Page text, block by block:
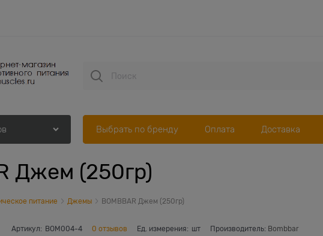
Выбрать по бренду Оплата Доставка
Джем (250гр)
питание Джемы BOMBBAR Джем (250гр)
Артикул: BOM004-4 0 отзывов Ед. измерения: шт Производитель: Bombbar